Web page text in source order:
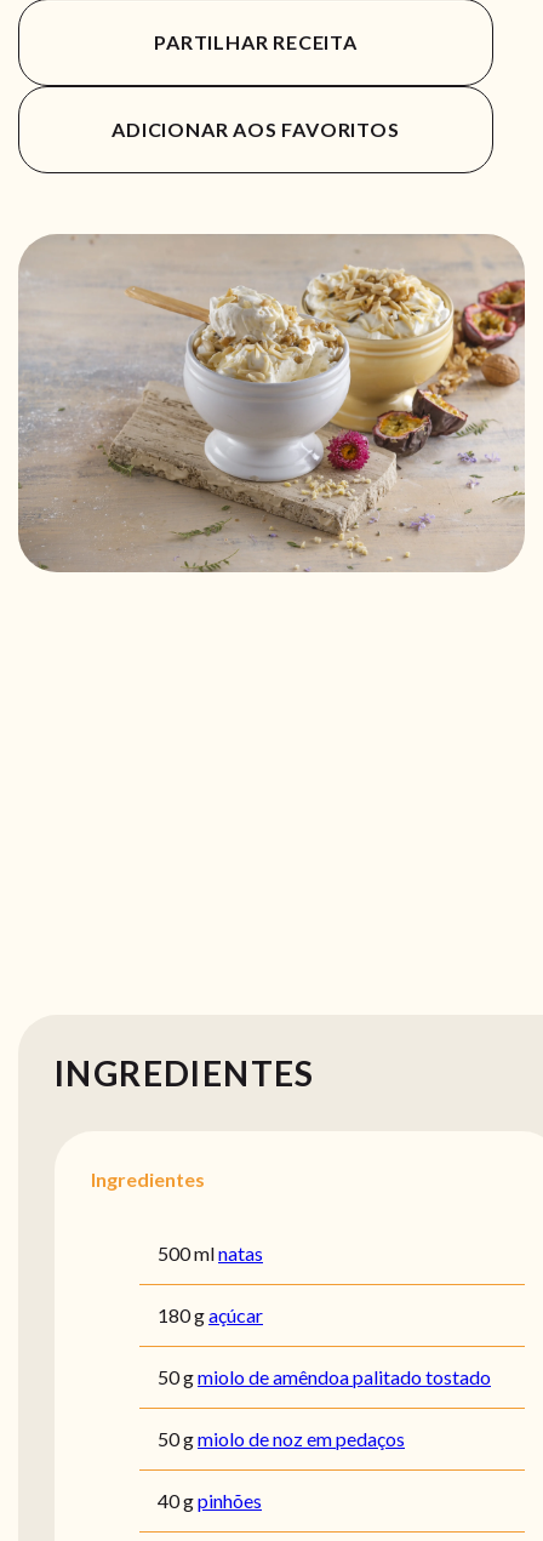
PARTILHAR RECEITA
ADICIONAR AOS FAVORITOS
INGREDIENTES
Ingredientes
500 mlnatas
180 gaçúcar
50 gmiolo de amêndoa palitado tostado
50 gmiolo de noz em pedaços
40 gpinhões